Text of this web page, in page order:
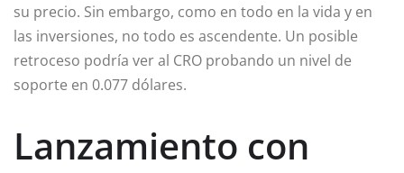
su precio. Sin embargo, como en todo en la vida y en
las inversiones, no todo es ascendente. Un posible
retroceso podría ver al CRO probando un nivel de
soporte en 0.077 dólares.
Lanzamiento con